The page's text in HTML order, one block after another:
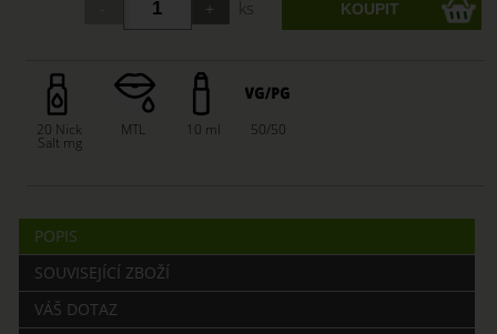
ks
20 Nick
Salt mg
MTL 10 ml 50/50
POPIS
SOUVISEJÍCÍ ZBOŽÍ
VÁŠ DOTAZ